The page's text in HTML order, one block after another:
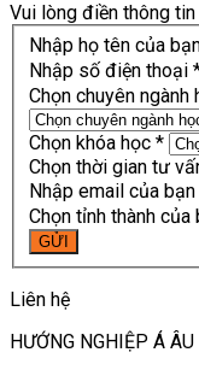
Vui lòng điền thông
Nhập họ tên của
Nhập số điện thoại
Chọn chuyên ngành
Chọn khóa học *
Chọn thời gian tư
Nhập email của bạn
Chọn tỉnh thành của
Liên hệ
HƯỚNG NGHIỆP Á ÂU